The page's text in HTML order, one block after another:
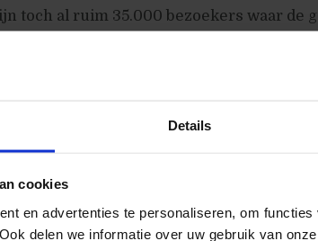
Details
cookies
en advertenties te personaliseren, om
delen we informatie over uw gebruik van
toch al ruim 35.000 bezoekers waar de
om deze te vergroten.